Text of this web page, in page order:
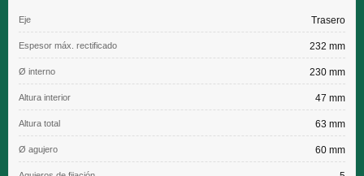
Eje Trasero
Espesor máx. rectificado 232 mm
Ø interno 230 mm
Altura interior 47 mm
Altura total 63 mm
Ø agujero 60 mm